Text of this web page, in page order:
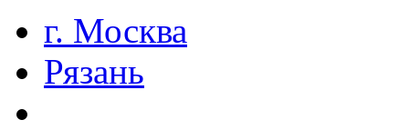
г. Москва
Рязань